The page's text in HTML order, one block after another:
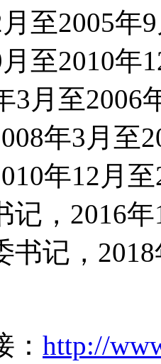
至2005年
至2010年
3月至2006
年3月至
年12月
记，2016
书记，
http://